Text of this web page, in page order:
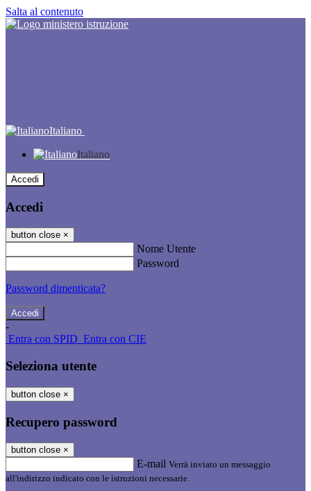
Salta al contenuto
Italiano
Italiano
Accedi
Accedi
button close ×
Nome Utente
Password
Password dimenticata?
-
Entra con SPID Entra con CIE
Seleziona utente
button close ×
Recupero password
button close ×
E-mail Verrà inviato un messaggio
all'indirizzo indicato con le istruzioni necessarie.